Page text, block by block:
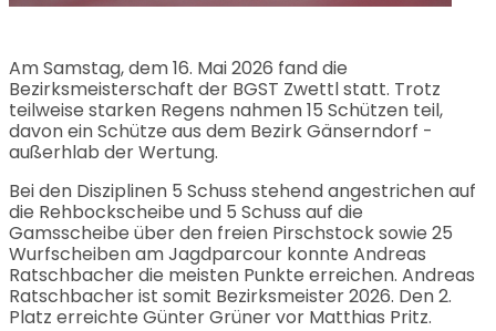
Am Samstag, dem 16. Mai 2026 fand die
Bezirksmeisterschaft der BGST Zwettl statt. Trotz
teilweise starken Regens nahmen 15 Schützen teil,
davon ein Schütze aus dem Bezirk Gänserndorf -
außerhlab der Wertung.
Bei den Disziplinen 5 Schuss stehend angestrichen auf
die Rehbockscheibe und 5 Schuss auf die
Gamsscheibe über den freien Pirschstock sowie 25
Wurfscheiben am Jagdparcour konnte Andreas
Ratschbacher die meisten Punkte erreichen. Andreas
Ratschbacher ist somit Bezirksmeister 2026. Den 2.
Platz erreichte Günter Grüner vor Matthias Pritz.